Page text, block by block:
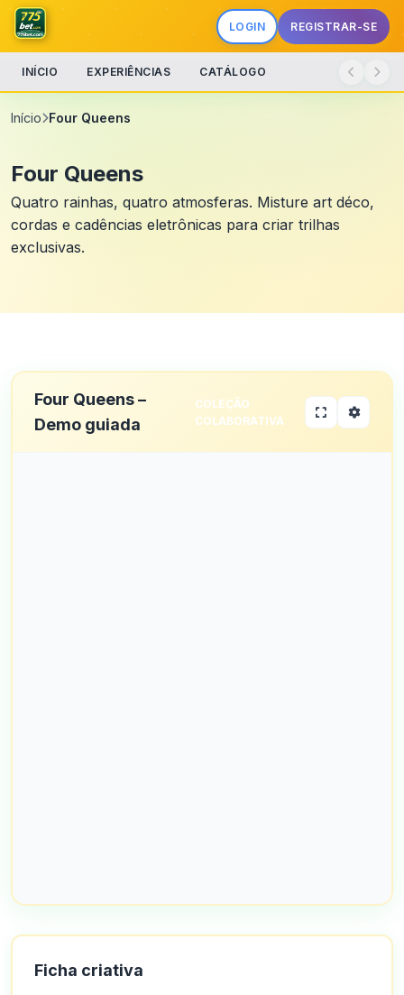
LOGIN REGISTRAR-SE
INÍCIO EXPERIÊNCIAS CATÁLOGO
Início Four Queens
Four Queens
Quatro rainhas, quatro atmosferas. Misture art déco,
cordas e cadências eletrônicas para criar trilhas
exclusivas.
Four Queens –
Demo guiada
COLEÇÃO
COLABORATIVA
Ficha criativa